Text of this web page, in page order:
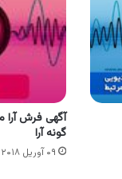
آگهی فرش
گونه آرا
۰۹ آوریل ۲۰۱۸